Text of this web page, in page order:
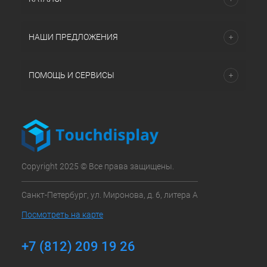
НАШИ ПРЕДЛОЖЕНИЯ
ПОМОЩЬ И СЕРВИСЫ
Copyright 2025 © Все права защищены.
Санкт-Петербург, ул. Миронова, д. 6, литера А
Посмотреть на карте
+7 (812) 209 19 26